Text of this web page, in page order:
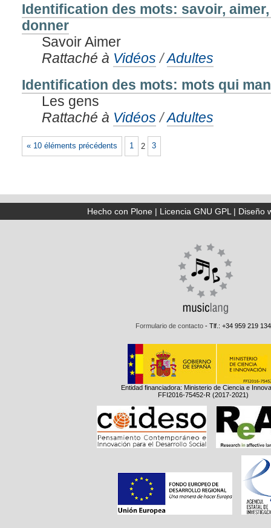
Identification des mots: savoir,
donner
Savoir Aimer
Rattaché à Vidéos /Adultes
Identification des mots: mots qui
Les gens
Rattaché à Vidéos /Adultes
« 10 éléments précédents 1 2 3
Hecho con Plone| Licencia GNU GPL| Diseño
Formulario de contacto - Tlf.: +34 959 219 134
Entidad financiadora: Ministerio de Ciencia e
FFI2016-75452-R (2017-2021)